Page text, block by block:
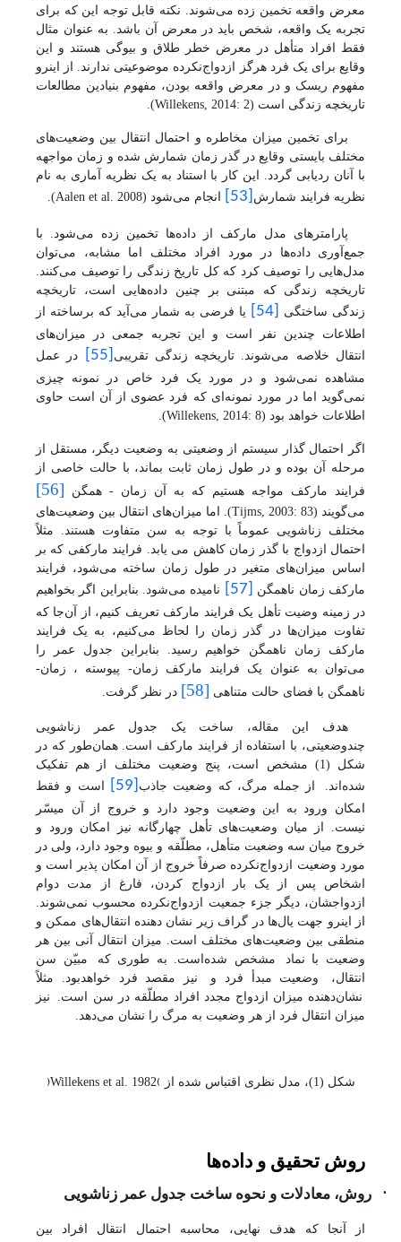
معرض واقعه تخمین زده می‌شوند. نکته قابل توجه این که برای
تجربه یک واقعه، شخص باید در معرض آن باشد. به عنوان مثال
فقط افراد متأهل در معرض خطر طلاق و بیوگی هستند و این
وقایع برای یک فرد هرگز ازدواج‌نکرده موضوعیتی ندارند. از اینرو
مفهوم ریسک و در معرض واقعه بودن، مفهوم بنیادین مطالعات
تاریخچه زندگی است (Willekens, 2014: 2
).
برای تخمین میزان مخاطره و احتمال انتقال بین وضعیت‌های
مختلف بایستی وقایع در گذر زمان شمارش ‌شده و زمان مواجهه
با آنان ردیابی گردد. این کار با استناد به یک نظریه آماری به نام
نظریه فرایند شمارش [53] انجام می‌شود (
Aalen et al. 2008
)
.
پارامترهای مدل مارکف از داده‌ها تخمین زده می‌شود. با
جمع‌آوری داده‌ها در مورد افراد مختلف اما مشابه، می‌توان
مدل‌هایی را توصیف کرد که کل تاریخ زندگی را توصیف می‌کنند.
تاریخچه زندگی که مبتنی بر چنین داده‌هایی است، تاریخچه
زندگی ساختگی
[54]
یا فرضی به شمار می‌آید که برساخته از
اطلاعات چندین نفر است و این تجربه جمعی در میزان‌های
انتقال خلاصه می‌شوند. تاریخچه زندگی تقریبی [55]
در عمل
مشاهده نمی‌شود و در مورد یک فرد خاص در نمونه چیزی
نمی‌گوید اما در مورد نمونه‌ای که فرد عضوی از آن است حاوی
اطلاعات خواهد بود (
Willekens, 2014: 8
)
.
اگر احتمال گذار سیستم از وضعیتی به وضعیت دیگر، مستقل از
مرحله آن بوده و در طول زمان ثابت بماند، با حالت خاصی از
فرایند مارکف مواجه هستیم که به آن زمان - همگن [56]
می‌گویند (
Tijms, 2003: 83
)
.
اما میزان‌های انتقال بین وضعیت‌های
مختلف زناشویی عموماً با توجه به سن متفاوت هستند. مثلاً
احتمال ازدواج با گذر زمان کاهش می یابد. فرایند مارکفی که بر
اساس میزان‌های متغیر در طول زمان ساخته می‌شود، فرایند
مارکف زمان ناهمگن
[57]
نامیده می‌شود. بنابراین اگر بخواهیم
در زمینه وضیت تأهل یک فرایند مارکف تعریف کنیم، از آن‌جا که
تفاوت میزان‌ها در گذر زمان را لحاظ می‌کنیم، به یک فرایند
مارکف زمان ناهمگن خواهیم رسید. بنابراین جدول عمر را
می‌توان به عنوان یک فرایند مارکف زمان- پیوسته ، زمان-
ناهمگن با فضای حالت متناهی [58] در نظر گرفت.
هدف این مقاله، ساخت یک جدول عمر زناشویی
چندوضعیتی، با استفاده از فرایند مارکف است. همان‌طور که در
شکل (1) مشخص است، پنج وضعیت مختلف از هم تفکیک
شده‌اند.
از جمله مرگ، که وضعیت جاذب [59]
است و فقط
امکان ورود به این وضعیت وجود دارد و خروج از آن میسّر
نیست. از میان وضعیت‌های تأهل چهارگانه نیز امکان ورود و
خروج میان سه وضعیت متأهل، مطلّقه و بیوه وجود دارد، ولی در
مورد وضعیت ازدواج‌نکرده صرفاً خروج از آن امکان پذیر است و
اشخاص پس از یک بار ازدواج کردن، فارغ از مدت دوام
ازدواجشان، دیگر جزء جمعیت ازدواج‌نکرده محسوب نمی‌شوند.
از اینرو جهت یال‌ها در گراف زیر نشان دهنده انتقال‌های ممکن و
منطقی بین وضعیت‌های مختلف است. میزان انتقال آنی بین هر
وضعیت با نماد
مشخص شده‌است. به طوری که
مبیّن سن
انتقال،
وضعیت مبدأ فرد و
نیز مقصد فرد خواهد‌بود. مثلاً
نشان‌دهنده میزان ازدواج مجدد افراد مطلّقه در سن
است.
نیز
میزان انتقال فرد از هر وضعیت به مرگ را نشان می‌دهد.
شکل (1)، مدل نظری اقتباس شده از (
Willekens et al. 1982
)
روش تحقیق و دادهها
· روش، معادلات و نحوه ساخت جدول عمر زناشویی
از آنجا که هدف نهایی، محاسبه احتمال انتقال افراد بین